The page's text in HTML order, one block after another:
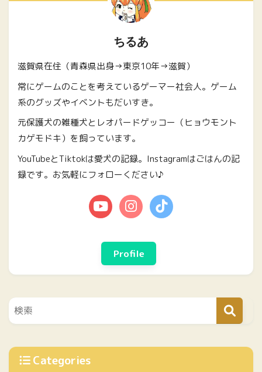
ちるあ
滋賀県在住（青森県出身→東京10年→滋賀）
常にゲームのことを考えているゲーマー社会人。ゲーム
系のグッズやイベントもだいすき。
元保護犬の雑種犬とレオパードゲッコー（ヒョウモント
カゲモドキ）を飼っています。
YouTubeとTiktokは愛犬の記録。Instagramはごはんの記
録です。お気軽にフォローください♪
Profile
Categories